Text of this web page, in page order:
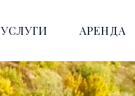
УСЛУГИ АРЕНДА